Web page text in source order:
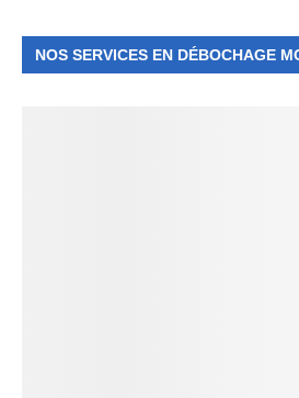
NOS SERVICES EN DÉBOCHAGE